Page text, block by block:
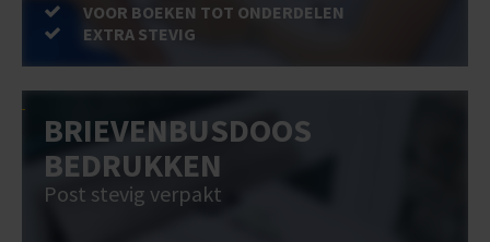
VOOR BOEKEN TOT ONDERDELEN
EXTRA STEVIG
BRIEVENBUSDOOS
BEDRUKKEN
Post stevig verpakt